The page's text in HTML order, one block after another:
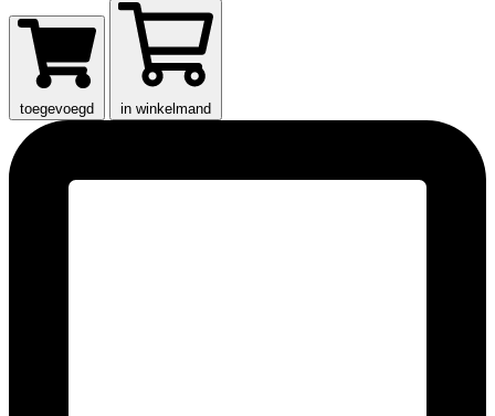
toegevoegd in winkelmand